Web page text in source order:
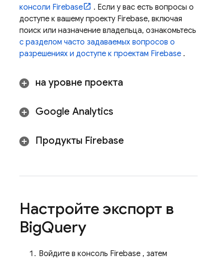
консоли Firebase
. Если у вас есть вопросы о
доступе к вашему проекту Firebase, включая
поиск или назначение владельца, ознакомьтесь
с разделом часто задаваемых вопросов о
разрешениях и доступе к проектам Firebase .
на уровне проекта
Google Analytics
Продукты Firebase
Настройте экспорт в
BigQuery
Войдите в консоль Firebase , затем